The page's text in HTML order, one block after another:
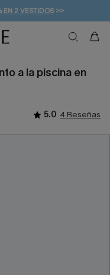
EN 2 VESTIDOS>>
EXTRA!
DE 49 € >>
a la piscina en
5.0 4 Reseñas